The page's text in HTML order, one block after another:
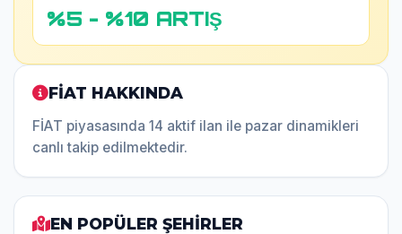
%5 - %10 ARTIŞ
FİAT HAKKINDA
FİAT piyasasında 14 aktif ilan ile pazar dinamikleri
canlı takip edilmektedir.
EN POPÜLER ŞEHİRLER